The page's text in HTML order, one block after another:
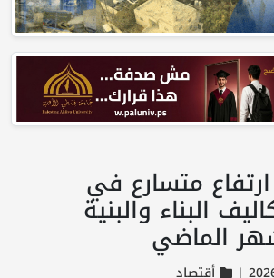
متسارع في
البناء والبنية
الماضي
أقتصاد